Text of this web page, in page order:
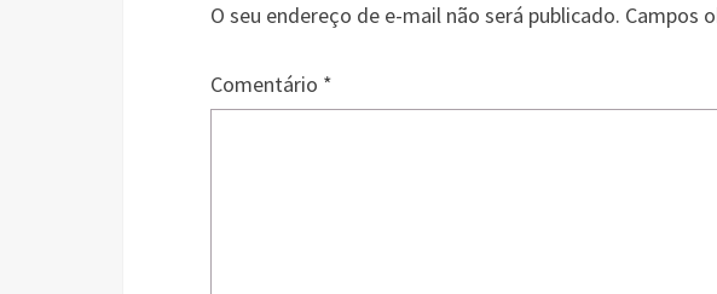
O seu endereço de e-mail não será publicado. Campos
Comentário *